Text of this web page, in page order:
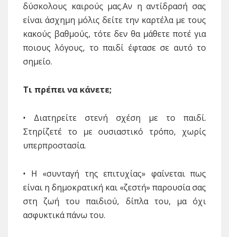
δύσκολους καιρούς μας.Αν η αντίδρασή σας
είναι άσχημη μόλις δείτε την καρτέλα με τους
κακούς βαθμούς, τότε δεν θα μάθετε ποτέ για
ποιους λόγους, το παιδί έφτασε σε αυτό το
σημείο.
Τι πρέπει να κάνετε;
• Διατηρείτε στενή σχέση με το παιδί.
Στηρίζετέ το με ουσιαστικό τρόπο, χωρίς
υπερπροστασία.
• Η «συνταγή της επιτυχίας» φαίνεται πως
είναι η δημοκρατική και «ζεστή» παρουσία σας
στη ζωή του παιδιού, δίπλα του, μα όχι
ασφυκτικά πάνω του.